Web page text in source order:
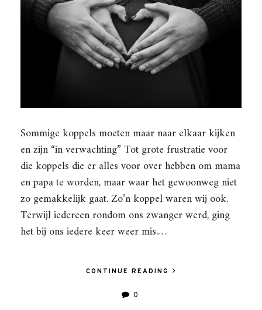
Sommige koppels moeten maar naar elkaar kijken
en zijn “in verwachting” Tot grote frustratie voor
die koppels die er alles voor over hebben om mama
en papa te worden, maar waar het gewoonweg niet
zo gemakkelijk gaat. Zo’n koppel waren wij ook.
Terwijl iedereen rondom ons zwanger werd, ging
het bij ons iedere keer weer mis.…
CONTINUE READING
0